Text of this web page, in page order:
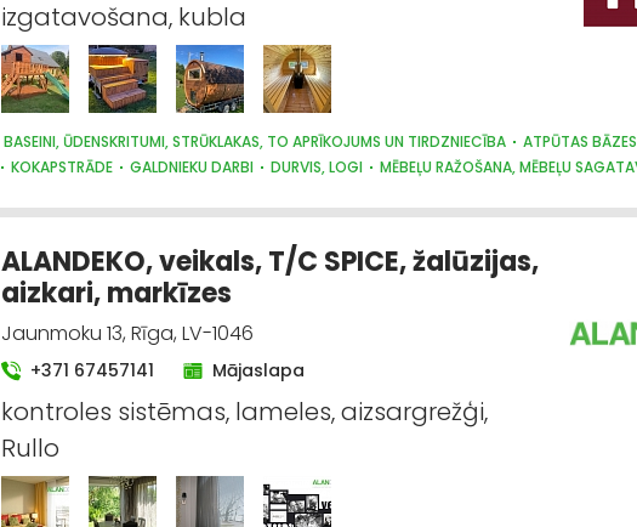
izgatavošana, kubla
BASEINI, ŪDENSKRITUMI, STRŪKLAKAS, TO APRĪKOJUMS UN TIRDZNIECĪBA
ATPŪTAS
KOKAPSTRĀDE
GALDNIEKU DARBI DURVIS, LOGI
MĒBEĻU RAŽOŠANA, MĒBEĻU
ALANDEKO, veikals, T/C SPICE, žalūzijas,
aizkari, markīzes
Jaunmoku 13, Rīga, LV-1046
+371 67457141 Mājaslapa
kontroles sistēmas, lameles, aizsargrežģi,
Rullo